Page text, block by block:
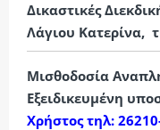
Δικαστικές
Λάγιου Κατερίνα,
Μισθοδοσία
Εξειδικευμένη
Χρήστος τηλ: